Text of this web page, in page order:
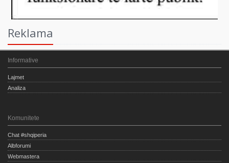
Reklama
Informative
Lajmet
Analiza
Komunitete
Chat #shqiperia
Albforumi
Webmastera